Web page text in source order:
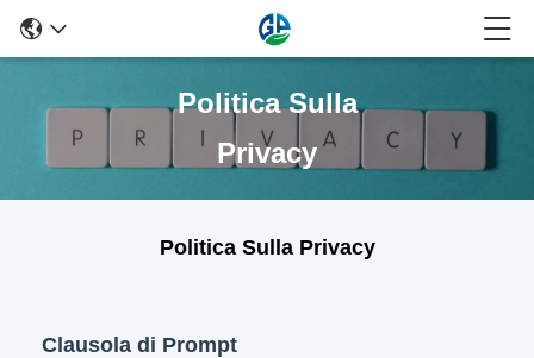
Politica Sulla
Privacy
Politica Sulla Privacy
Clausola di Prompt